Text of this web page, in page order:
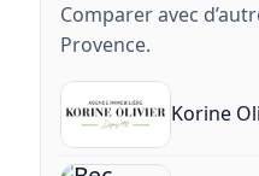
Comparer avec
Provence.
Korine